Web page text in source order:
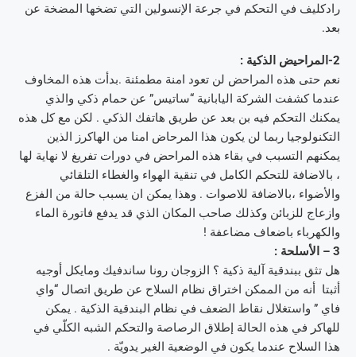
رادكليف في التحكم في جرعة الإنسولين التي تضخها المضخة عن
بعد.
2-المراحيض الذكية :
نعم حتى هذه المراحض لن تعود امنة مطمئنة .بدأت هذه المخاوف
عندما كشفت الشركة اليابانية “ساتيس” عن حمام ذكي والذي
يمكنك التحكم فيه بن بعد عن طريق هاتفك الذكي . لكن مع كل هذه
التكنولوجيا ربما لن يكون هذا المرحاض امنا من الهاكرز الذين
يمكنهم التسبب في بقاء هذه المراحض في دورات تفريغ لا نهاية لها
، بالاضافة للتحكم الكامل في تنقية الهواء والغطاء التلقائي
والأضواء ،بالاضافة للاصوات . وهذا يمكن ان يسبب حالة من الفزع
وازعاج للزبائن وكذلك صاحب المكان الذي قد يدفع فاتورة الماء
والكهرباء باضعاف مضاعفة !
3 – الأسلحة :
هل تثق ببندقية آلية ذكية ؟ الزوجان رونا ساندفيك ومايكل أوجيه
أثبتا أنه من الممكن اختراق نظام السلاح عن طريق اتصال “واي
فاي ” واستغلال نقاط الضعف في نظام البندقية الذكية . يمكن
للهاكر في هذه الحالة إطلاق الرصاصة والتحكم الشبه الكلّي في
هذا السلاح عندما يكون في الوضعية الغير يدويّة .